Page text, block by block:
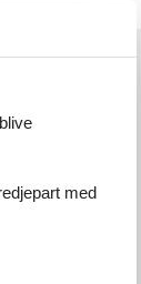
med